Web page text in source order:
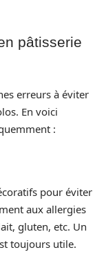
pâtisserie
erreurs à éviter
En voici
:
pour éviter
aux allergies
gluten, etc. Un
toujours utile.